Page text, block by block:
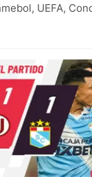
UEFA,